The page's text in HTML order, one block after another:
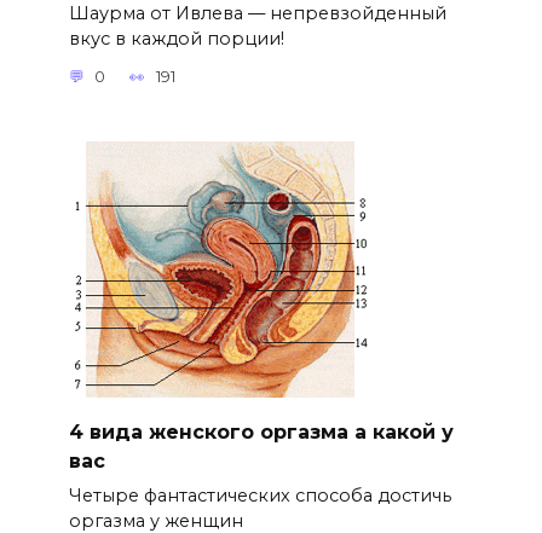
Шаурма от Ивлева — непревзойденный
вкус в каждой порции!
0 191
4 вида женского оргазма а какой у
вас
Четыре фантастических способа достичь
оргазма у женщин